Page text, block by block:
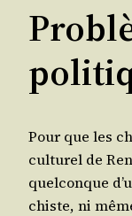
Pour que les
cultu­rel de
quel­conque
chiste, ni